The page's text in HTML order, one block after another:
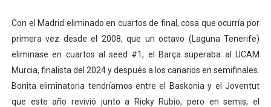
Con el Madrid eliminado en cuartos de final, cosa que ocurría por
primera vez desde el 2008, que un octavo (Laguna Tenerife)
eliminase en cuartos al seed #1, el Barça superaba al UCAM
Murcia, finalista del 2024 y después a los canarios en semifinales.
Bonita eliminatoria tendríamos entre el Baskonia y el Joventut
que este año revivió junto a Ricky Rubio, pero en semis, el